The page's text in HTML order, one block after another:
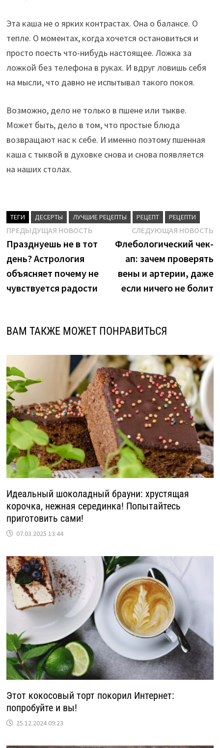
Эта каша не о ярких контрастах. Она о балансе. О
тепле. О моментах, когда хочется остановиться и
просто поесть что-нибудь настоящее. Ложка за
ложкой без телефона в руках. И вдруг ловишь себя
на мысли, что давно не испытывал такого покоя.
Возможно, дело не только в пшене или тыкве.
Может быть, дело в том, что простые блюда
возвращают нас к себе. И именно поэтому пшенная
каша с тыквой в духовке снова и снова появляется
на наших столах.
ТЕГИ ДЕСЕРТЫ ЛУЧШИЕ РЕЦЕПТЫ РЕЦЕПТ РЕЦЕПТИ
Навигация
по
записям
ПРЕДЫДУЩАЯ НОВОСТЬПредыдущая
новость:
Празднуешь не в тот
день? Астрология
объясняет почему не
чувствуется радости
СЛЕДУЮЩАЯ НОВОСТЬ
Флебологический чек-
ап: зачем проверять
вены и артерии, даже
если ничего не болит
ВАМ ТАКЖЕ МОЖЕТ ПОНРАВИТЬСЯ
Идеальный шоколадный брауни: хрустящая
корочка, нежная серединка! Попытайтесь
приготовить сами!
07.03.2025 13:44
Этот кокосовый торт покорил Интернет:
попробуйте и вы!
25.12.2024 09:23